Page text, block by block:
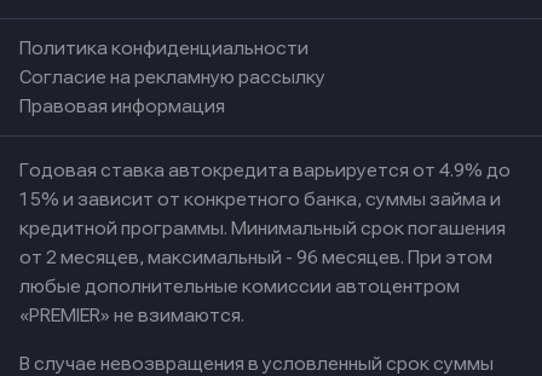
Политика конфиденциальности
Согласие на рекламную рассылку
Правовая информация
Годовая ставка автокредита варьируется от 4.9% до
15% и зависит от конкретного банка, суммы займа и
кредитной программы. Минимальный срок погашения
от 2 месяцев, максимальный - 96 месяцев. При этом
любые дополнительные комиссии автоцентром
«PREMIER» не взимаются.
В случае невозвращения в условленный срок суммы